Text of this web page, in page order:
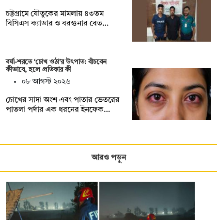
চট্টগ্রামে যৌতুকের মামলায় ৪৩তম
বিসিএস ক্যাডার ও বরগুনার বেত…
বর্ষা-শরতে ‘চোখ ওঠা’র উৎপাত: বাঁচবেন
কীভাবে, হলে প্রতিকার কী
০৮ আগস্ট ২০২৬
চোখের সাদা অংশ এবং পাতার ভেতরের
পাতলা পর্দার এক ধরনের ইনফেক…
আরও পড়ুন